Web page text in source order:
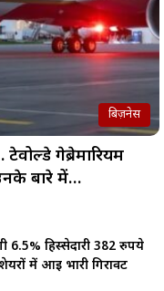
बिज़नेस
टेवोल्डे गेब्रेमारियम
बारे में…
हिस्सेदारी 382 रुपये
में आई भारी गिरावट